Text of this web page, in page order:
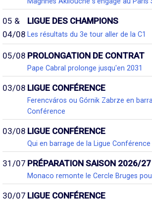
05 &
04/08
LIGUE DES CHAMPIONS
Les résultats du 3e tour aller de la C1
05/08 PROLONGATION DE CONTRAT
Pape Cabral prolonge jusqu'en 2031
03/08 LIGUE CONFÉRENCE
Ferencváros ou Górnik Zabrze en
Conférence
03/08 LIGUE CONFÉRENCE
Qui en barrage de la Ligue Conférence
31/07 PRÉPARATION SAISON 2026/27
Monaco remonte le Cercle Bruges
30/07 LIGUE CONFÉRENCE